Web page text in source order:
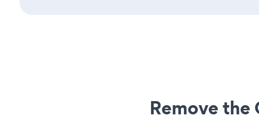
Remove the